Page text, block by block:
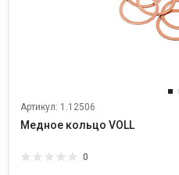
Артикул: 1.12506
Медное кольцо VOLL
0